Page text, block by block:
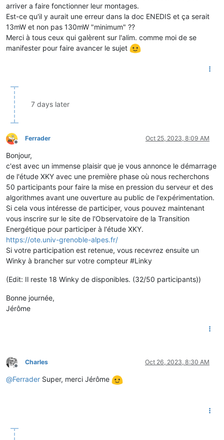
arriver a faire fonctionner leur montages.
Est-ce qu'il y aurait une erreur dans la doc ENEDIS et ça serait
13mW et non pas 130mW "minimum" ??
Merci à tous ceux qui galèrent sur l'alim. comme moi de se
manifester pour faire avancer le sujet
7 days later
Offline
Ferrader Oct 25, 2023, 8:09 AM
Bonjour,
c'est avec un immense plaisir que je vous annonce le démarrage
de l'étude XKY avec une première phase où nous recherchons
50 participants pour faire la mise en pression du serveur et des
algorithmes avant une ouverture au public de l'expérimentation.
Si cela vous intéresse de participer, vous pouvez maintenant
vous inscrire sur le site de l'Observatoire de la Transition
Energétique pour participer à l'étude XKY.
https://ote.univ-grenoble-alpes.fr/
Si votre participation est retenue, vous recevrez ensuite un
Winky à brancher sur votre compteur #Linky
(Edit: Il reste 18 Winky de disponibles. (32/50 participants))
Bonne journée,
Jérôme
Offline
Charles Oct 26, 2023, 8:30 AM
@Ferrader Super, merci Jérôme